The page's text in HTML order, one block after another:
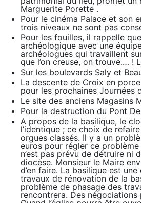
Marguerite Porette .
Pour le cinéma Palace et son
trois niveaux ne sont pas
Pour les fouilles, il rappelle
archéologique avec une
archéologues qui travaillent
que l’on creuse, on trouve.… !
Sur les boulevards Saly et
La descente de Croix en
pour les prochaines Journées
Le site des anciens Magasins
Pour la destruction du Pont
A propos de la basilique, le
l’identique ; ce choix de
orgues classés. Il y a un
euros pour régler ce
n’est pas prévu de détruire ni
diocèse. Monsieur le Maire
d’en faire. La basilique est
travaux de rénovation de la
problème de phasage des
rencontrera. Des